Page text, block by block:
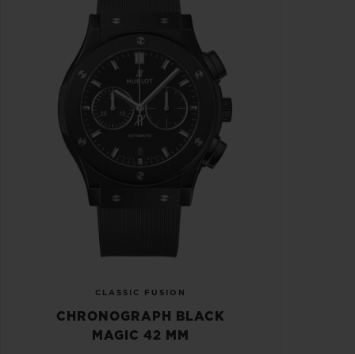
CLASSIC FUSION
CHRONOGRAPH BLACK
MAGIC 42 MM